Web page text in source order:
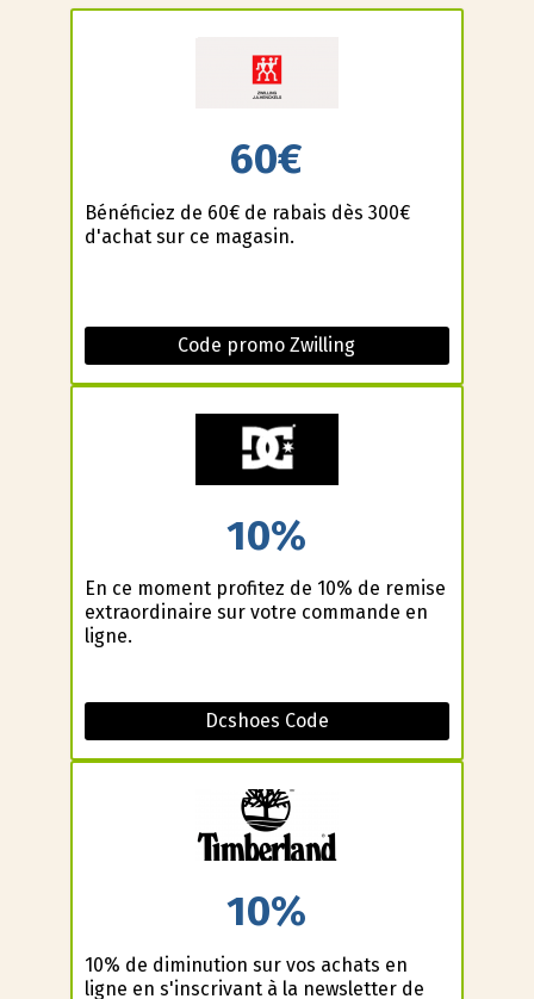
60€
Bénéficiez de 60€ de rabais dès 300€
d'achat sur ce magasin.
Code promo Zwilling
10%
En ce moment profitez de 10% de remise
extraordinaire sur votre commande en
ligne.
Dcshoes Code
10%
10% de diminution sur vos achats en
ligne en s'inscrivant à la newsletter de